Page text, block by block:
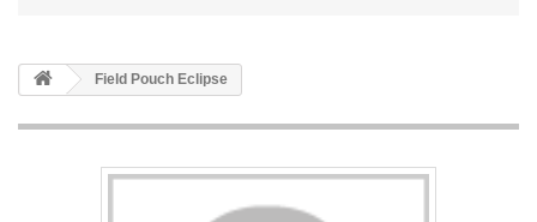
Field Pouch Eclipse